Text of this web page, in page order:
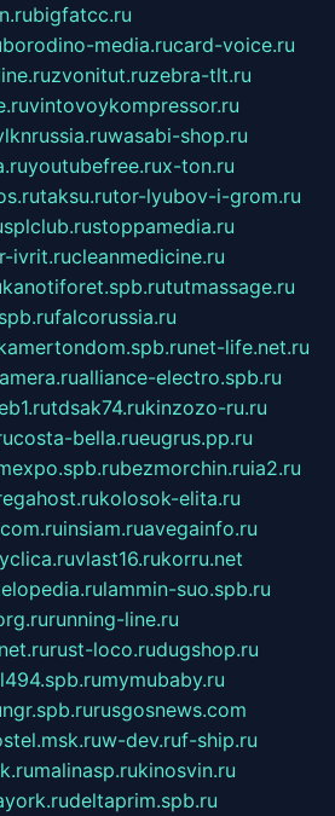
bigfatcc.ru
borodino-media.rucard-voice.ru
zvonitut.ruzebra-tlt.ru
vintovoykompressor.ru
wasabi-shop.ru
youtubefree.rux-ton.ru
taksu.rutor-lyubov-i-grom.ru
splclub.rustoppamedia.ru
ivrit.rucleanmedicine.ru
kanotiforet.spb.rututmassage.ru
falcorussia.ru
net-life.net.ru
alliance-electro.spb.ru
tdsak74.rukinzozo-ru.ru
costa-bella.rueugrus.pp.ru
bezmorchin.ruia2.ru
kolosok-elita.ru
insiam.ruavegainfo.ru
vlast16.rukorru.net
lammin-suo.spb.ru
running-line.ru
rust-loco.rudugshop.ru
mymubaby.ru
ngr.spb.rurusgosnews.com
w-dev.ruf-ship.ru
malinasp.rukinosvin.ru
deltaprim.spb.ru